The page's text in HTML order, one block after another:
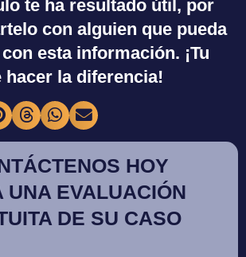
te ha resultado útil, por
con alguien que pueda
esta información. ¡Tu
hacer la diferencia!
HOY
UNA EVALUACIÓN
DE SU CASO